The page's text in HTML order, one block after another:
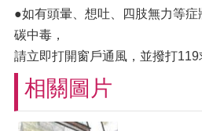
●如有頭暈、想吐、四肢無力等
碳中毒，
請立即打開窗戶通風，並撥打119
相關圖片